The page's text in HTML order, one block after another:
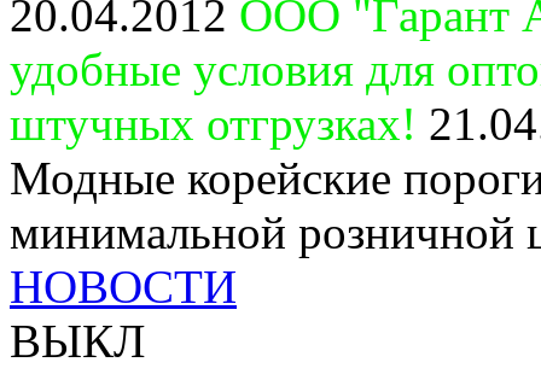
20.04.2012 ООО "Гарант
удобные условия для
штучных отгрузках!
Модные корейские
минимальной розничной
НОВОСТИ
ВЫКЛ